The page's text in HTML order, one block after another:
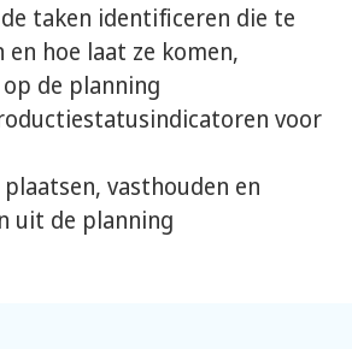
taken identificeren die te
en hoe laat ze komen,
de planning
voor
vasthouden en
uit de planning